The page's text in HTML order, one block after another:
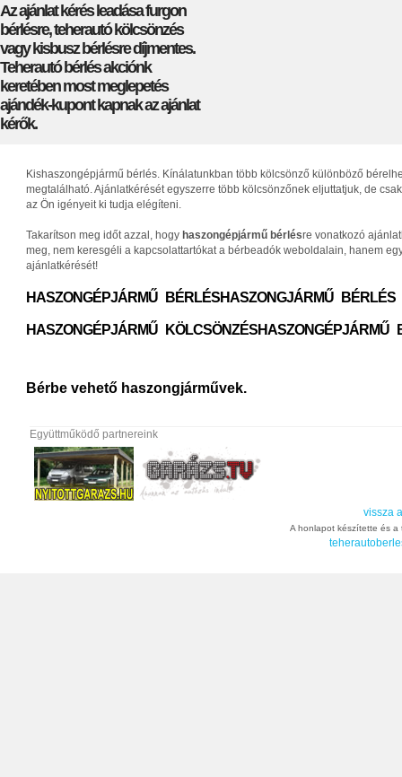
Az ajánlat kérés leadása furgon
bérlésre, teherautó kölcsönzés
vagy kisbusz bérlésre díjmentes.
Teherautó bérlés akciónk
keretében most meglepetés
ajándék-kupont kapnak az ajánlat
kérők.
Kishaszongépjármű bérlés. Kínálatunkban több kölcsönző különböző
megtalálható. Ajánlatkérését egyszerre több kölcsönzőnek eljuttatjuk, de
az Ön igényeit ki tudja elégíteni.
Takarítson meg időt azzal, hogy haszongépjármű bérlésre vonatkozó
meg, nem keresgéli a kapcsolattartókat a bérbeadók weboldalain, hanem
ajánlatkérését!
HASZONGÉPJÁRMŰ BÉRLÉSHASZONGJÁRMŰ BÉRLÉS
HASZONGÉPJÁRMŰ KÖLCSÖNZÉSHASZONGÉPJÁRMŰ
Bérbe vehető haszongjárművek.
Együttműködő partnereink
vissza
A honlapot készítette és